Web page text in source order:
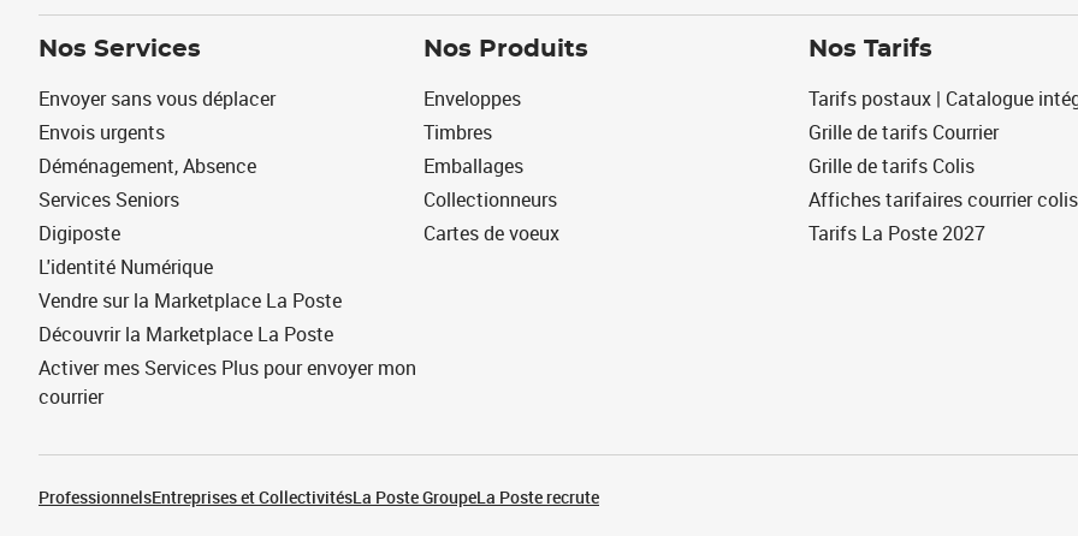
Nos Services
Envoyer sans vous déplacer
Envois urgents
Déménagement, Absence
Services Seniors
Digiposte
L'identité Numérique
Vendre sur la Marketplace La Poste
Découvrir la Marketplace La Poste
Activer mes Services Plus pour envoyer mon
courrier
Nos Produits
Enveloppes
Timbres
Emballages
Collectionneurs
Cartes de voeux
Nos Tarifs
Tarifs postaux | Catalogue
Grille de tarifs Courrier
Grille de tarifs Colis
Affiches tarifaires courrier colis
Tarifs La Poste 2027
ProfessionnelsEntreprises et CollectivitésLa Poste GroupeLa Poste recrute